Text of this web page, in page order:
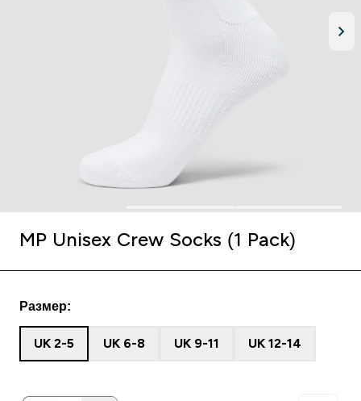
MP Unisex Crew Socks (1 Pack)
Размер:
UK 2-5 UK 6-8 UK 9-11 UK 12-14